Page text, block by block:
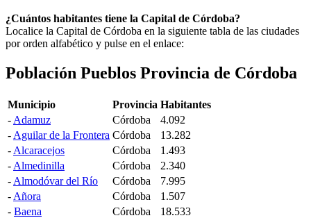
¿Cuántos habitantes tiene la Capital de Córdoba?
Localice la Capital de Córdoba en la siguiente tabla de las ciudades
por orden alfabético y pulse en el enlace:
Población Pueblos Provincia de Córdoba
Municipio Provincia Habitantes
- Adamuz Córdoba
4.092
- Aguilar de la Frontera Córdoba
13.282
- Alcaracejos Córdoba
1.493
- Almedinilla Córdoba
2.340
- Almodóvar del Río Córdoba
7.995
- Añora Córdoba
1.507
- Baena Córdoba
18.533